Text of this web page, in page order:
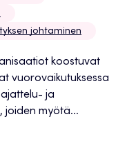
johtaminen
koostuvat
vuorovaikutuksessa
ja
joiden myötä...